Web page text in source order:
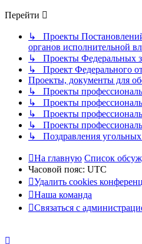
Перейти
↳ Проекты
органов исполнительной
↳ Проекты Федеральных
↳ Проект Федерального
Проекты, документы для
↳ Проекты
↳ Проекты
↳ Проекты
↳ Проекты
↳ Поздравления
На главную Список
Часовой пояс: UTC
Удалить cookies
Наша команда
Связаться с